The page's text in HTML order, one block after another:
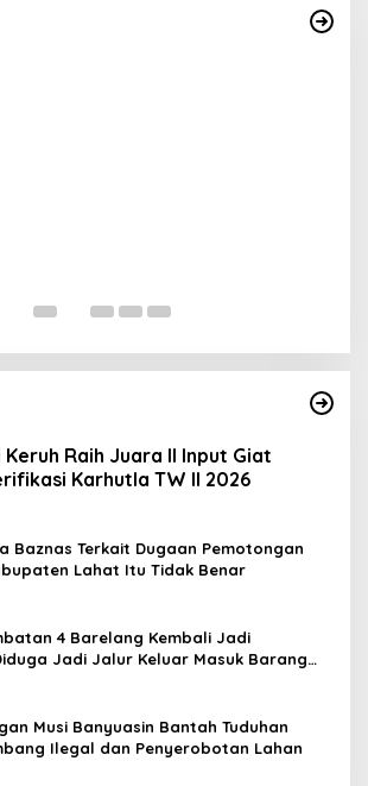
Indah
Raih Juara II Input Giat
Karhutla TW II 2026
Baznas Terkait Dugaan Pemotongan
Lahat Itu Tidak Benar
4 Barelang Kembali Jadi
Jadi Jalur Keluar Masuk Barang
Nama Berinisial WL
Musi Banyuasin Bantah Tuduhan
Ilegal dan Penyerobotan Lahan